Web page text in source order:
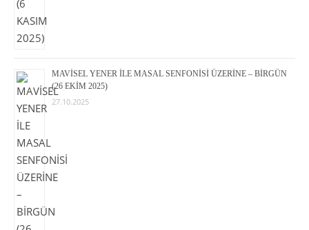
MAVİSEL YENER İLE MASAL SENFONİSİ ÜZERİNE – BİRGÜN
(26 EKİM 2025)
27.10.2025